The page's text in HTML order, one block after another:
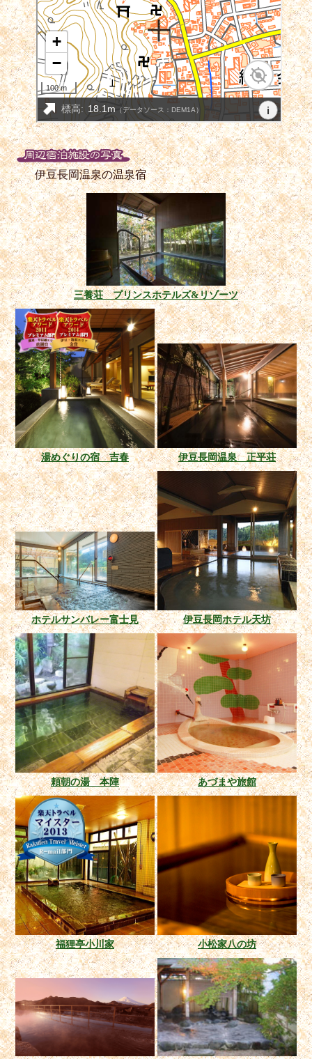
伊豆長岡温泉の温泉宿
三養荘 プリンスホテルズ&リゾーツ
湯めぐりの宿 吉春 伊豆長岡温泉 正平荘
ホテルサンバレー富士見 伊豆長岡ホテル天坊
頼朝の湯 本陣 あづまや旅館
福狸亭小川家 小松家八の坊